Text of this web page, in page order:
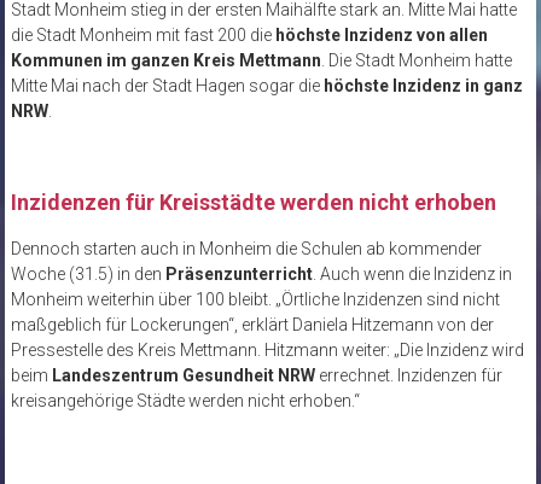
Stadt Monheim stieg in der ersten Maihälfte stark an. Mitte Mai hatte
die Stadt Monheim mit fast 200 die höchste Inzidenz von allen
Kommunen im ganzen Kreis Mettmann . Die Stadt Monheim hatte
Mitte Mai nach der Stadt Hagen sogar die höchste Inzidenz in ganz
NRW.
Inzidenzen für Kreisstädte werden nicht erhoben
Dennoch starten auch in Monheim die Schulen ab kommender
Woche (31.5) in den Präsenzunterricht. Auch wenn die Inzidenz in
Monheim weiterhin über 100 bleibt. „Örtliche Inzidenzen sind nicht
maßgeblich für Lockerungen“, erklärt Daniela Hitzemann von der
Pressestelle des Kreis Mettmann. Hitzmann weiter: „Die Inzidenz wird
beim Landeszentrum Gesundheit NRWerrechnet. Inzidenzen für
kreisangehörige Städte werden nicht erhoben.“